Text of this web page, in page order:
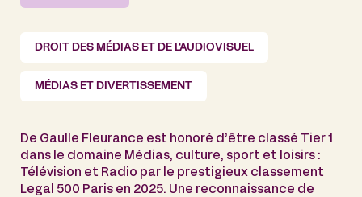
DROIT DES MÉDIAS ET DE L'AUDIOVISUEL
MÉDIAS ET DIVERTISSEMENT
De Gaulle Fleurance est honoré d’être classé Tier 1
dans le domaine Médias, culture, sport et loisirs :
Télévision et Radio par le prestigieux classement
Legal 500 Paris en 2025. Une reconnaissance de